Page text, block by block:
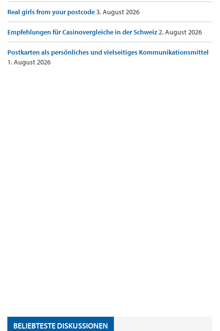
Real girls from your postcode3. August 2026
Empfehlungen für Casinovergleiche in der Schweiz2. August 2026
Postkarten als persönliches und vielseitiges Kommunikationsmittel
1. August 2026
BELIEBTESTE DISKUSSIONEN